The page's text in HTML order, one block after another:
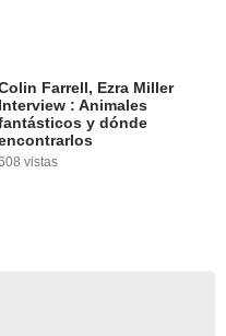
Farrell, Ezra Miller
Interview : Animales
y dónde
vistas